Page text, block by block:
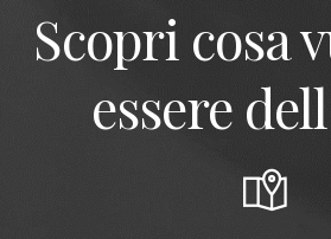
Scopri cosa
essere